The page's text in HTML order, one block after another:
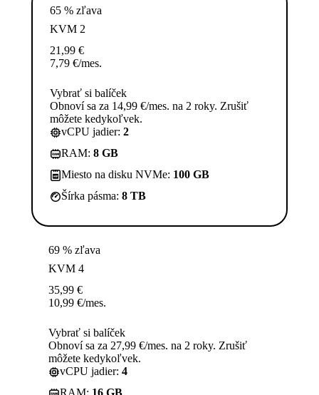
65 % zľava
KVM 2
21,99 €
7,79 €/mes.
Vybrať si balíček
Obnoví sa za 14,99 €/mes. na 2 roky. Zrušiť
môžete kedykoľvek.
vCPU jadier: 2
RAM: 8 GB
Miesto na disku NVMe: 100 GB
Šírka pásma: 8 TB
69 % zľava
KVM 4
35,99 €
10,99 €/mes.
Vybrať si balíček
Obnoví sa za 27,99 €/mes. na 2 roky. Zrušiť
môžete kedykoľvek.
vCPU jadier: 4